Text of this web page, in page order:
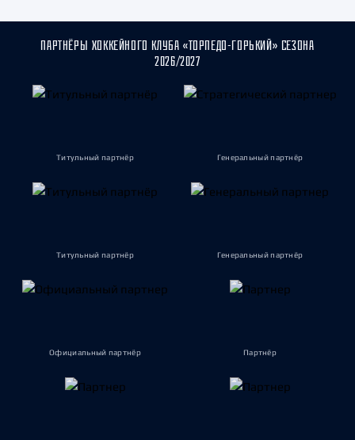
ПАРТНЁРЫ ХОККЕЙНОГО КЛУБА «ТОРПЕДО-ГОРЬКИЙ» СЕЗОНА
2026/2027
Титульный партнёр Генеральный партнёр
Титульный партнёр Генеральный партнёр
Официальный партнёр Партнёр